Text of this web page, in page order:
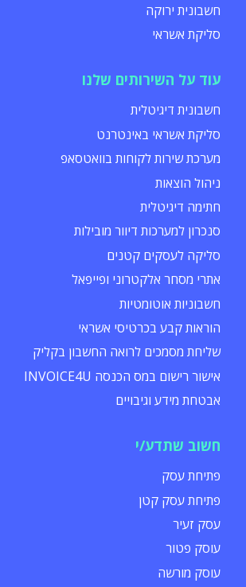
חשבונית ירוקה
סליקת אשראי
עוד על השירותים שלנו
חשבונית דיגיטלית
סליקת אשראי באינטרנט
מערכת שירות לקוחות בוואטסאפ
ניהול הוצאות
חתימה דיגיטלית
סנכרון למערכות דיוור מובילות
סליקה לעסקים קטנים
אתרי מסחר אלקטרוני ופייפאל
חשבוניות אוטומטיות
הוראות קבע בכרטיסי אשראי
שליחת מסמכים לרואה החשבון בקליק
אישור רישום במס הכנסה INVOICE4U
אבטחת מידע וגיבויים
חשוב שתדע/י
פתיחת עסק
פתיחת עסק קטן
עסק זעיר
עוסק פטור
עוסק מורשה